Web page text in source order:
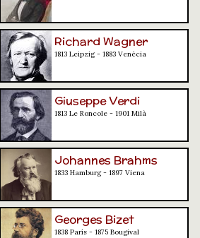
Richard Wagner
1813 Leipzig - 1883 Venècia
Giuseppe Verdi
1813 Le Roncole - 1901 Milà
Johannes Brahms
1833 Hamburg - 1897 Viena
Georges Bizet
1838 París - 1875 Bougival